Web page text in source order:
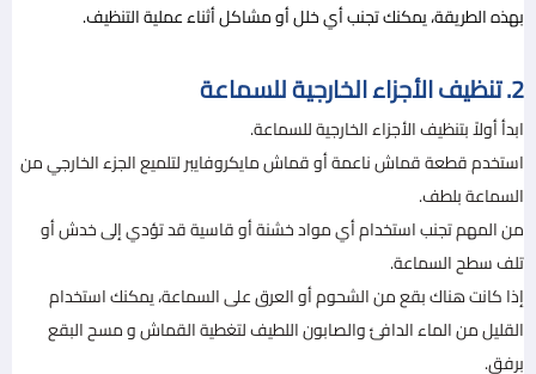
بهذه الطريقة، يمكنك تجنب أي خلل أو مشاكل أثناء عملية التنظيف.
2. تنظيف الأجزاء الخارجية للسماعة
ابدأ أولاً بتنظيف الأجزاء الخارجية للسماعة.
استخدم قطعة قماش ناعمة أو قماش مايكروفايبر لتلميع الجزء الخارجي من
السماعة بلطف.
من المهم تجنب استخدام أي مواد خشنة أو قاسية قد تؤدي إلى خدش أو
تلف سطح السماعة.
إذا كانت هناك بقع من الشحوم أو العرق على السماعة، يمكنك استخدام
القليل من الماء الدافئ والصابون اللطيف لتغطية القماش و مسح البقع
برفق.